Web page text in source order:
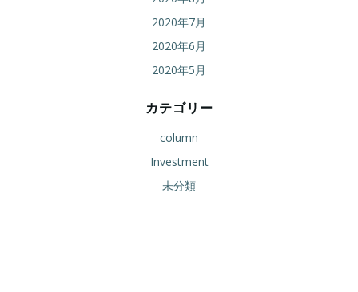
2020年7月
2020年6月
2020年5月
カテゴリー
column
Investment
未分類